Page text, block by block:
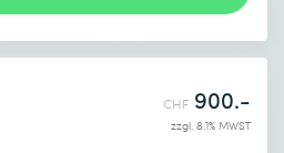
CHF 900.-
zzgl. 8.1% MWST